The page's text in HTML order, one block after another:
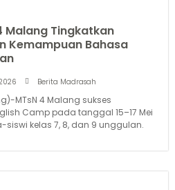
Malang Tingkatkan
Kemampuan Bahasa
Berita Madrasah
MTsN 4 Malang sukses
Camp pada tanggal 15–17 Mei
siswi kelas 7, 8, dan 9 unggulan.